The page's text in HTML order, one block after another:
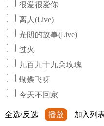
很爱很爱你
离人(Live)
光阴的故事(Live)
过火
九百九十九朵玫瑰
蝴蝶飞呀
今天不回家
全选/反选 播放 加入列